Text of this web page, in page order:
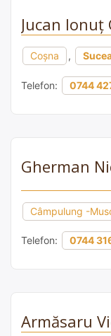
Jucan Ionuț
Coșna ,
Telefon: 0744
Gherman
Câmpulung -
Telefon: 0744
Armăsaru